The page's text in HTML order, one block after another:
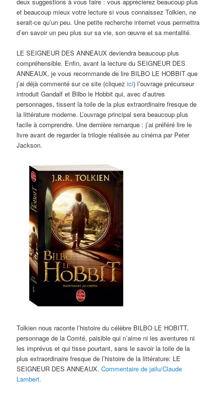
et beaucoup mieux votre lecture si vous connaissez Tolkien, ne
serait-ce qu’un peu. Une petite recherche internet vous permettra
d’en savoir un peu plus sur sa vie, son œuvre et sa mentalité.
LE SEIGNEUR DES ANNEAUX deviendra beaucoup plus
compréhensible. Enfin, avant la lecture du SEIGNEUR DES
ANNEAUX, je vous recommande de lire BILBO LE HOBBIT que
j’ai déjà commenté sur ce site (cliquezici) l’ouvrage précurseur
introduit Gandalf et Bilbo le Hobbit qui, avec d’autres
personnages, tissent la toile de la plus extraordinaire fresque de
la littérature moderne. L’ouvrage principal sera beaucoup plus
facile à comprendre. Une dernière remarque : j’ai préféré lire le
livre avant de regarder la trilogie réalisée au cinéma par Peter
Jackson.
Tolkien nous raconte l’histoire du célèbre BILBO LE HOBITT,
personnage de la Comté, paisible qui n’aime ni les aventures ni
les imprévus et qui tisse pourtant, sans le savoir la toile de la
plus extraordinaire fresque de l’histoire de la littérature: LE
SEIGNEUR DES ANNEAUX.Commentaire de jailu/Claude
Lambert.